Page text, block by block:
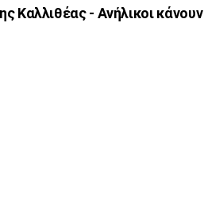
Καλλιθέας - Ανήλικοι κάνουν